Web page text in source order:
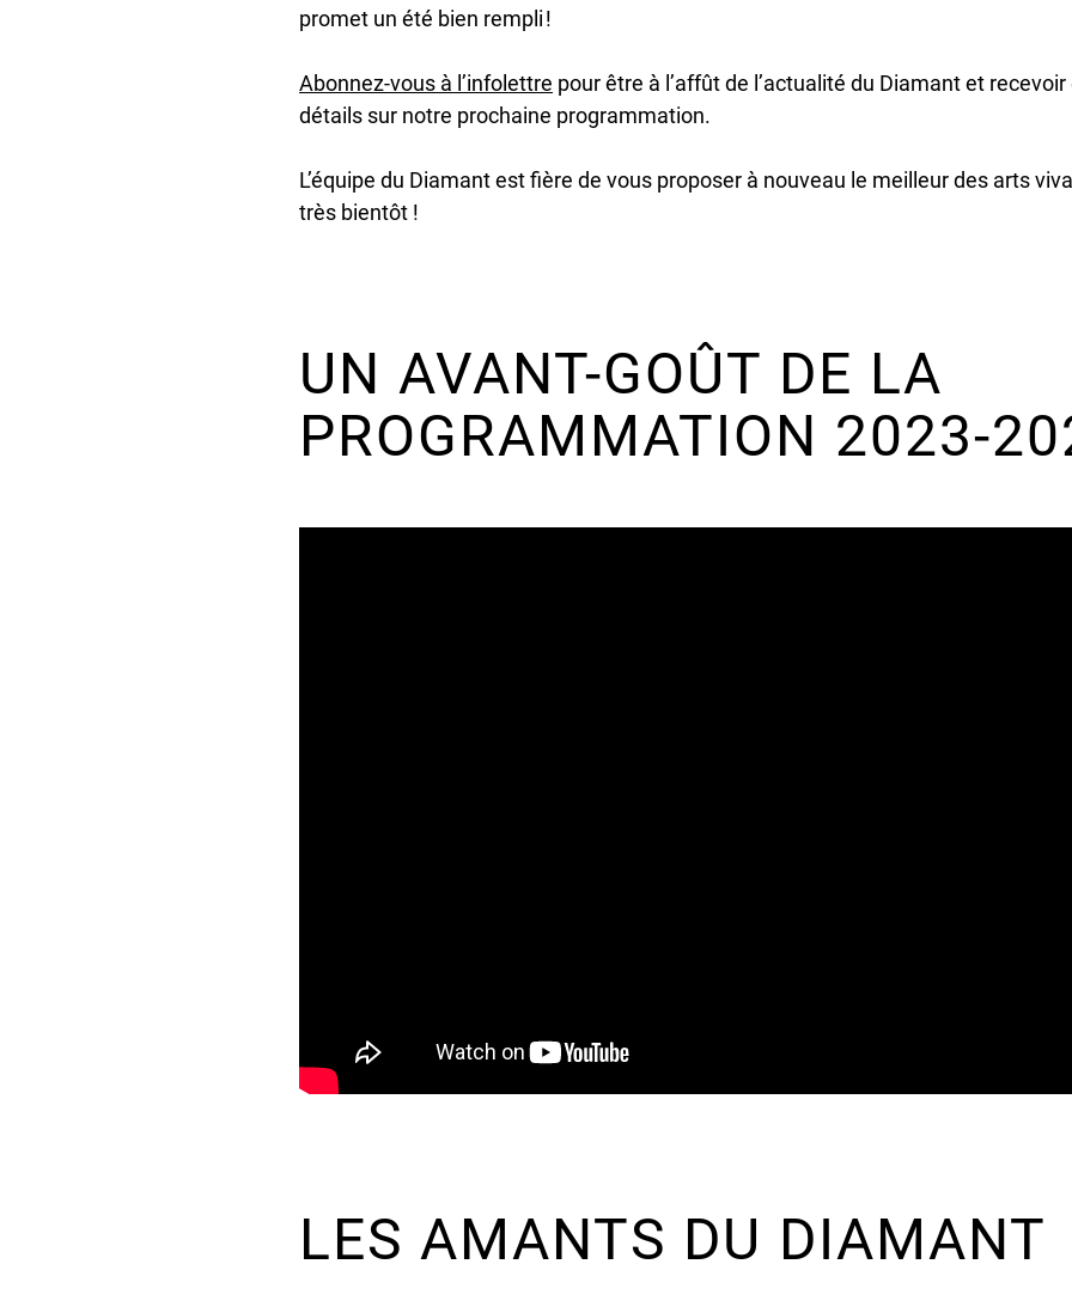
promet un été bien rempli !
Abonnez-vous à l’infolettre pour être à l’affût de l’actualité du Diamant et
détails sur notre prochaine programmation.
L’équipe du Diamant est fière de vous proposer à nouveau le meilleur des arts
très bientôt !
UN AVANT-GOÛT DE LA
PROGRAMMATION 2023-
LES AMANTS DU DIAMANT